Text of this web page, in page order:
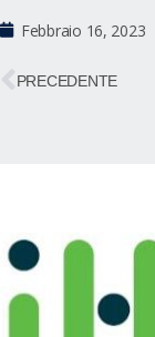
Febbraio 16, 2023
PRECEDENTE